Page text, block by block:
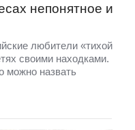
непонятное и
любители «тихой
своими находками.
можно назвать